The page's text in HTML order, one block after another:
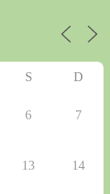
S D
6 7
13 14